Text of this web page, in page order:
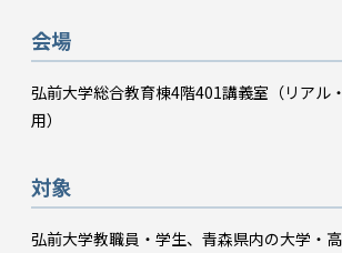
会場
弘前大学総合教育棟4階401講義室（リアル
用）
対象
弘前大学教職員・学生、青森県内の大学・